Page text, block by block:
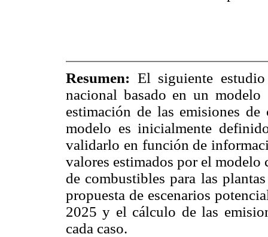
Resumen: El siguiente
nacional basado en un
estimación de las emisiones
modelo es inicialmente
validarlo en función de
valores estimados por el modelo
de combustibles para las
propuesta de escenarios
2025 y el cálculo de las
cada caso.